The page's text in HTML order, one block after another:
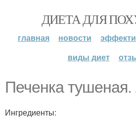
ДИЕТА ДЛЯ
главная новости
виды диет
Печенка тушеная.
Ингредиенты: